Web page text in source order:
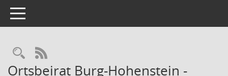
Toggle navigation
Rechercheauswahl
RSS-Feed
Ortsbeirat Burg-Hohenstein -